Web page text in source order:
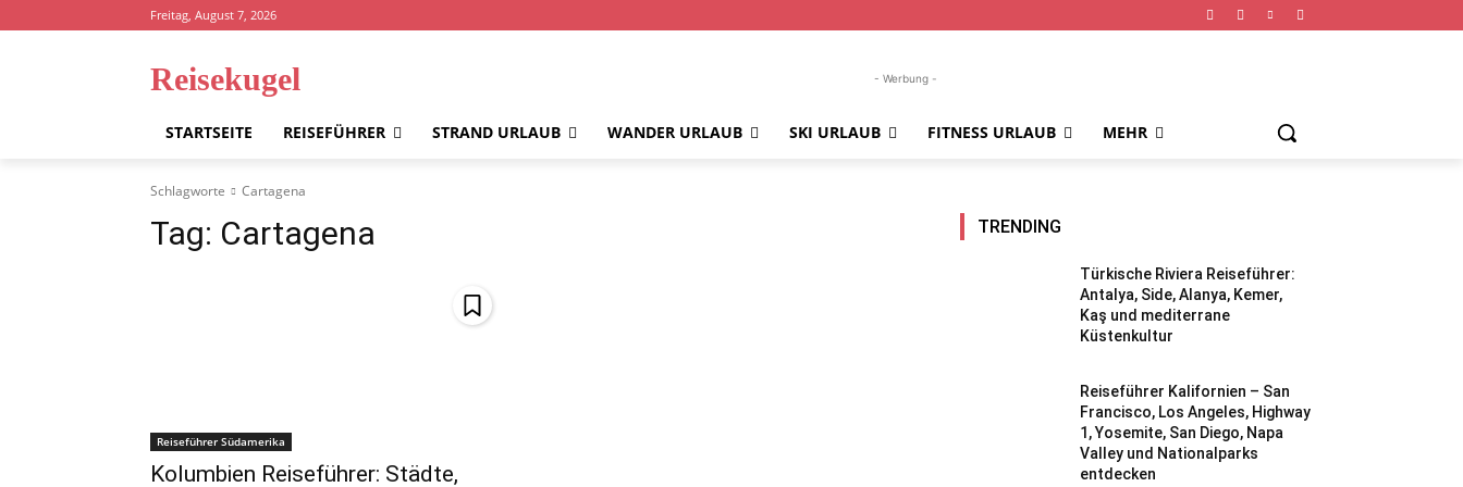
Freitag, August 7, 2026
Reisekugel - Werbung -
STARTSEITE REISEFÜHRER STRAND URLAUB WANDER URLAUB SKI URLAUB FITNESS URLAUB MEHR
Schlagworte Cartagena
Tag: Cartagena
Reiseführer Südamerika
Kolumbien Reiseführer: Städte,
TRENDING
Türkische Riviera Reiseführer:
Antalya, Side, Alanya, Kemer,
Kaş und mediterrane
Küstenkultur
Reiseführer Kalifornien – San
Francisco, Los Angeles, Highway
1, Yosemite, San Diego, Napa
Valley und Nationalparks
entdecken